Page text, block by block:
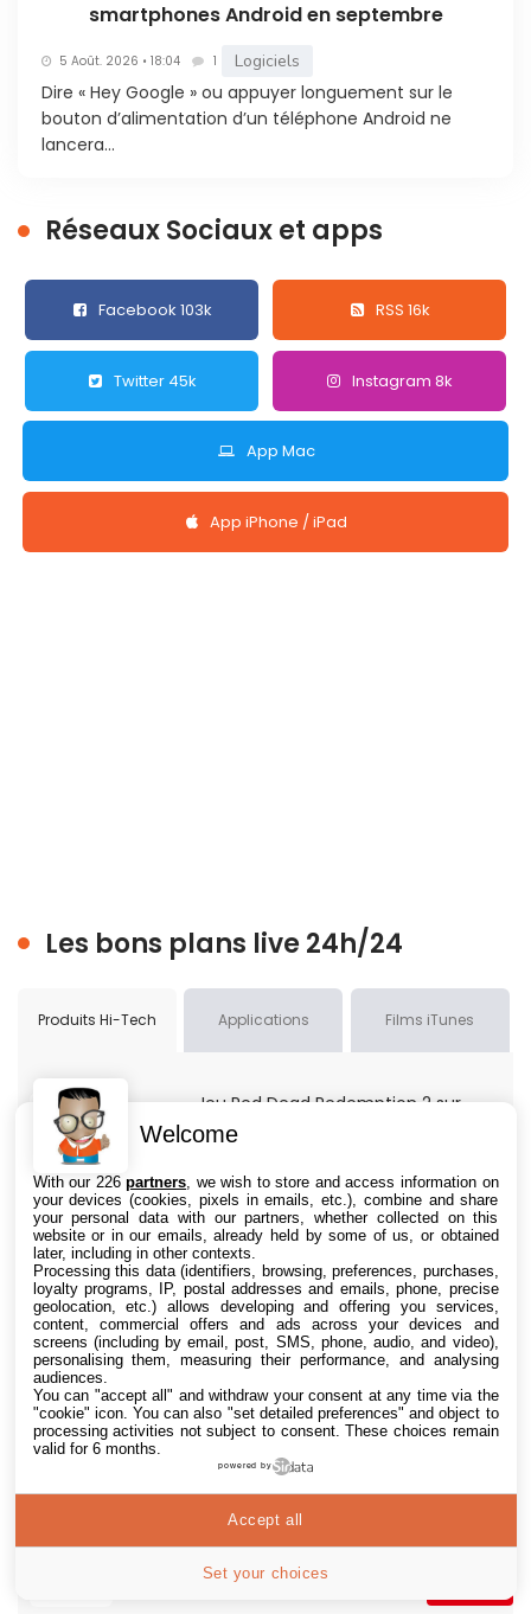
smartphones Android en septembre
5 Août. 2026 • 18:04 1 Logiciels
Dire « Hey Google » ou appuyer longuement sur le
bouton d’alimentation d’un téléphone Android ne
lancera...
Réseaux Sociaux et apps
Facebook 103k RSS 16k
Twitter 45k Instagram 8k
App Mac
App iPhone / iPad
Les bons plans live 24h/24
Produits Hi-Tech Applications Films iTunes
Jeu Red Dead Redemption 2 sur
Xbox One
HP USB-C to USB 3.0 Adapter
26€ 20€ @Amazon voir l'offre
HP USB-C to USB 3.0 Adapter
Logitech MK120 Combo Clavier et
Souris Filaires pour Windows, Souris
Optique Filaire, Connexion USB Plug
And Play, Confortable, Taille
Standard, PC/Portable, Clavier
Optique Filaire, Connexion USB Plug
And Play, Confortable, Taille
Welcome
With our 226partners , we wish to store and access information on
your devices (cookies, pixels in emails, etc.), combine and share
your personal data with our partners, whether collected on this
website or in our emails, already held by some of us, or obtained
later, including in other contexts.
Processing this data (identifiers, browsing, preferences, purchases,
loyalty programs, IP, postal addresses and emails, phone, precise
geolocation, etc.) allows developing and offering you services,
content, commercial offers and ads across your devices and
screens (including by email, post, SMS, phone, audio, and video),
personalising them, measuring their performance, and analysing
audiences.
You can "accept all" and withdraw your consent at any time via the
"cookie" icon. You can also "set detailed preferences" and object to
processing activities not subject to consent. These choices remain
valid for 6 months.
powered by
Set your choices
Accept all